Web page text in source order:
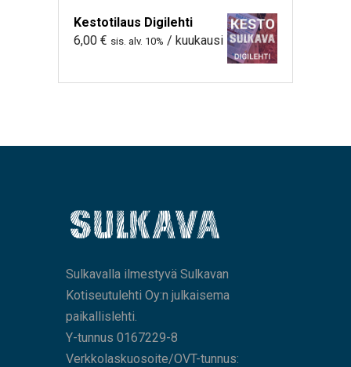
Kestotilaus Digilehti
6,00 € sis. alv. 10% / kuukausi
Sulkavalla ilmestyvä Sulkavan
Kotiseutulehti Oy:n julkaisema
paikallislehti.
Y-tunnus 0167229-8
Verkkolaskuosoite/OVT-tunnus: